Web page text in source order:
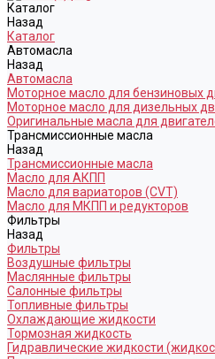
Каталог
Назад
Каталог
Автомасла
Назад
Автомасла
Моторное масло для бензиновых
Моторное масло для дизельных
Оригинальные масла для
Трансмиссионные масла
Назад
Трансмиссионные масла
Масло для АКПП
Масло для вариаторов (CVT)
Масло для МКПП и редукторов
Фильтры
Назад
Фильтры
Воздушные фильтры
Маслянные фильтры
Салонные фильтры
Топливные фильтры
Охлаждающие жидкости
Тормозная жидкость
Гидравлические жидкости